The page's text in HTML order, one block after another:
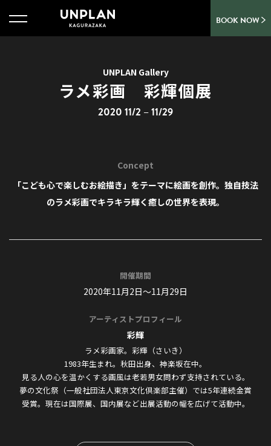
BOOK NOW
UNPLAN Gallery
ラメ彩画 彩輝個展
2020 11/2 – 11/29
Concept
「こども心で楽しむお絵描き」をテーマに絵画を創作。 独自技法
のラメ彩画でキラキラ輝く癒しの世界を表現。
開催期間
2020年11月2日〜11月29日
アーティストプロフィール
彩輝
ラメ彩画家。彩輝（さいき）
1983年生まれ。秋田出身、神楽坂在中。
見る人の心を温かくする画風は老若男女問わず支持されている。
夢の文化祭（一般社団法人東京文化倶楽部主催） では5年連続金賞
受賞。現在は国際展、 国内展など出展活動の幅を広げて活動中。